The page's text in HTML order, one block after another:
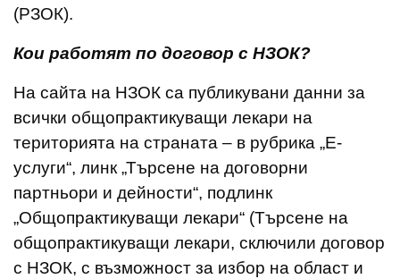
(РЗОК).
Кои работят по договор с НЗОК?
На сайта на НЗОК са публикувани данни за
всички общопрактикуващи лекари на
територията на страната – в рубрика „Е-
услуги“, линк „Търсене на договорни
партньори и дейности“, подлинк
„Общопрактикуващи лекари“ (Търсене на
общопрактикуващи лекари, сключили договор
с НЗОК, с възможност за избор на област и